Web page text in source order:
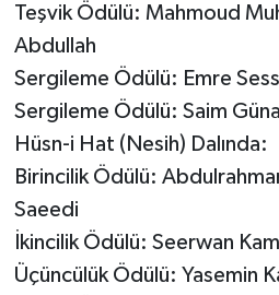
Teşvik Ödülü: Mahmoud
Abdullah
Sergileme Ödülü: Emre
Sergileme Ödülü: Saim
Hüsn-i Hat (Nesih) Dalında:
Birincilik Ödülü:
Saeedi
İkincilik Ödülü: Seerwan
Üçüncülük Ödülü: Yasemin